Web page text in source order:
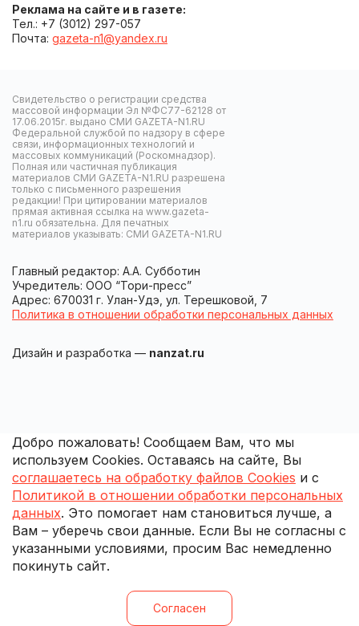
Реклама на сайте и в газете:
Тел.: +7 (3012) 297-057
Почта: gazeta-n1@yandex.ru
Свидетельство о регистрации средства
массовой информации Эл №ФС77-62128 от
17.06.2015г. выдано СМИ GAZETA-N1.RU
Федеральной службой по надзору в сфере
связи, информационных технологий и
массовых коммуникаций (Роскомнадзор).
Полная или частичная публикация
материалов СМИ GAZETA-N1.RU разрешена
только с письменного разрешения
редакции! При цитировании материалов
прямая активная ссылка на www.gazeta-
n1.ru обязательна. Для печатных
материалов указывать: СМИ GAZETA-N1.RU
Главный редактор: А.А. Субботин
Учредитель: ООО “Тори-пресс”
Адрес: 670031 г. Улан-Удэ, ул. Терешковой, 7
Политика в отношении обработки персональных данных
Дизайн и разработка — nanzat.ru
Добро пожаловать! Сообщаем Вам, что мы
используем Cookies. Оставаясь на сайте, Вы
соглашаетесь на обработку файлов Cookies и с
Политикой в отношении обработки персональных
данных. Это помогает нам становиться лучше, а
Вам – уберечь свои данные. Если Вы не согласны с
указанными условиями, просим Вас немедленно
покинуть сайт.
Согласен